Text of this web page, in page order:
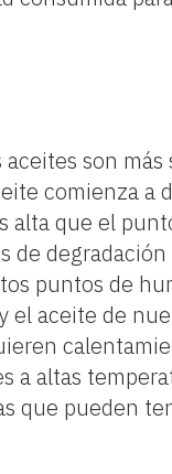
son más
comienza a
alta que el
de
puntos de
el aceite de
a altas
que pueden